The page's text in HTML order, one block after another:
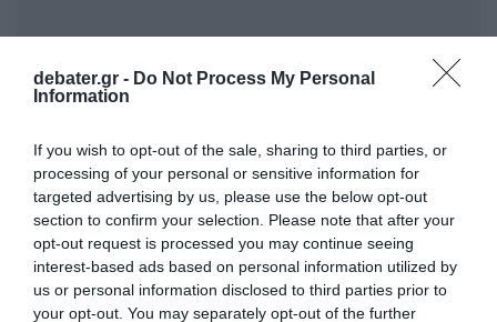
debater.gr - Do Not Process My Personal
Information
If you wish to opt-out of the sale, sharing to third parties, or
processing of your personal or sensitive information for
targeted advertising by us, please use the below opt-out
section to confirm your selection. Please note that after your
opt-out request is processed you may continue seeing
interest-based ads based on personal information utilized by
us or personal information disclosed to third parties prior to
your opt-out. You may separately opt-out of the further
Προσθήκη ως προτεινόμενη